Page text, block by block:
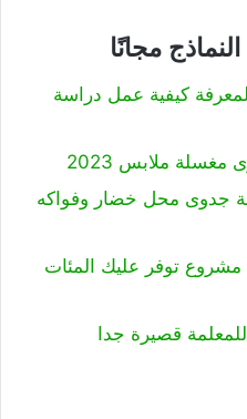
مجانًا
لمعرفة كيفية عمل دراسة
ملابس 2023
جدوى محل خضار وفواكه
مشروع توفر عليك المئات